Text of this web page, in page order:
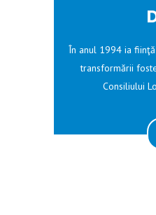
În anul 1994 ia fiinţă
transformării
Consiliului